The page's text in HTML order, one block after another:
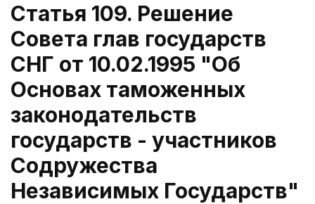
Статья 109. Решение
Совета глав государств
СНГ от 10.02.1995 "Об
Основах таможенных
законодательств
государств - участников
Содружества
Независимых Государств"